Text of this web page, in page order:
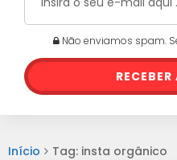
Não enviamos spam.
Início Tag: insta orgânico